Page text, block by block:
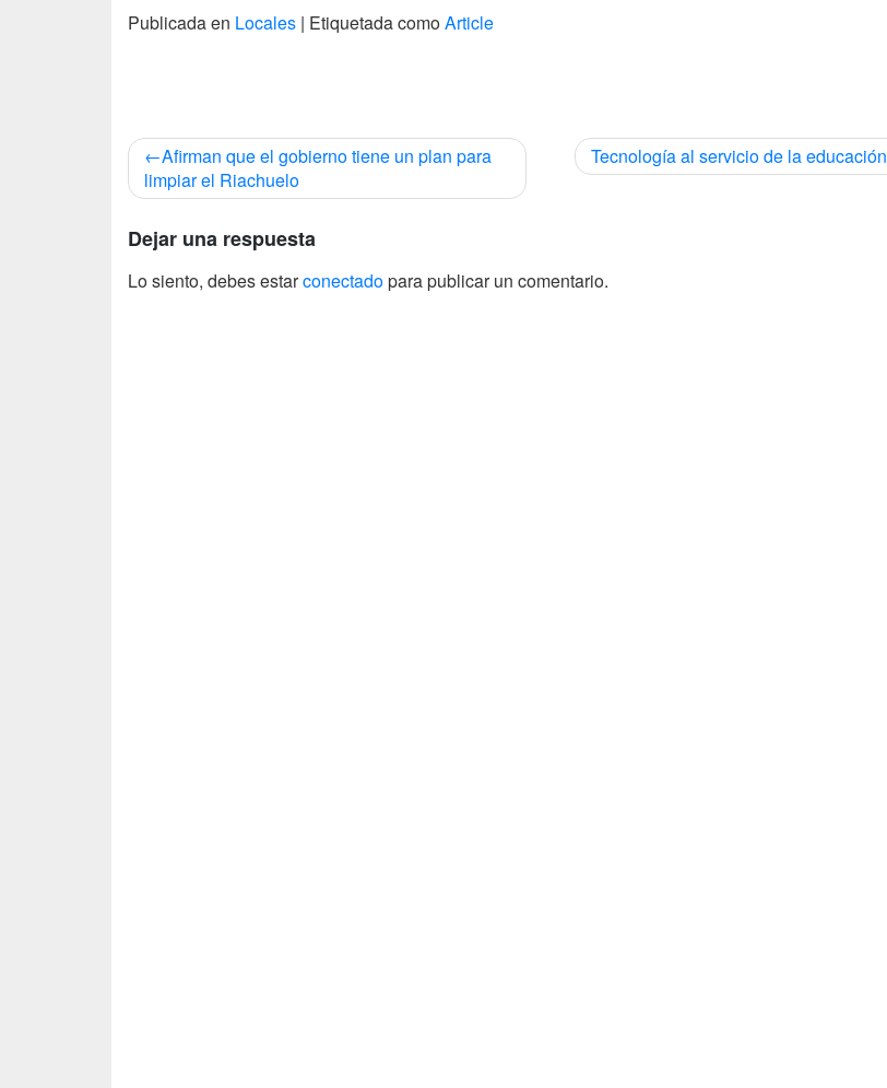
Publicada en Locales | Etiquetada comoArticle
Navegación
de
Afirman que el gobierno tiene un plan para
limpiar el Riachuelo
Tecnología al servicio de la educación
Dejar una respuesta
Lo siento, debes estarconectadopara publicar un comentario.